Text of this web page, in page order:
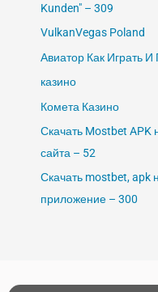
Kunden" – 309
VulkanVegas Poland
Авиатор Как Играть И
казино
Комета Казино
Скачать Mostbet
сайта – 52
Скачать mostbet, apk
приложение – 300